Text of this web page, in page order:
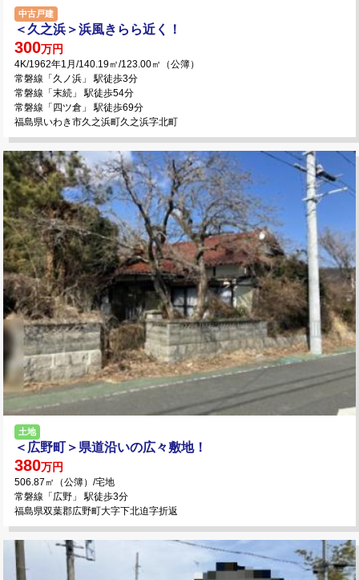
中古戸建
＜久之浜＞浜風きらら近く！
300万円
4K/1962年1月/140.19㎡/123.00㎡（公簿）
常磐線「久ノ浜」 駅徒歩3分
常磐線「末続」 駅徒歩54分
常磐線「四ツ倉」 駅徒歩69分
福島県いわき市久之浜町久之浜字北町
土地
＜広野町＞県道沿いの広々敷地！
380万円
506.87㎡（公簿）/宅地
常磐線「広野」 駅徒歩3分
福島県双葉郡広野町大字下北迫字折返